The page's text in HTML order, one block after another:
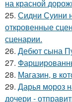
на красной
25. Сидни Суини
откровенные
сценарии.
26. Дебют сына
27.
28. Магазин, в
29. Дарья мороз
дочери -